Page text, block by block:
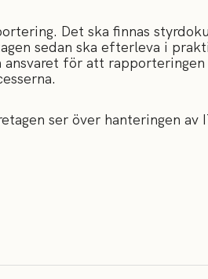
Det ska finnas
sedan ska efterleva i
för att rapporteringen
ser över hanteringen av